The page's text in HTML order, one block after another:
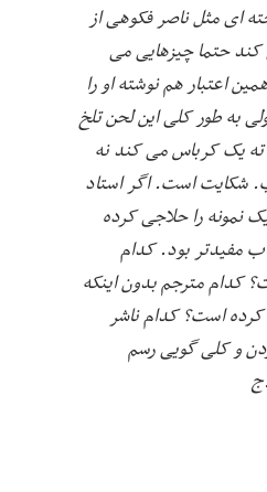
ای مثل ناصر فکوهی از
حتما چیزهایی می
اعتبار هم نوشته او را
به طور کلی این لحن تلخ
یک کرباس می کند نه
شکایت است. اگر استاد
نمونه را حلاجی کرده
مفیدتر بود. کدام
کدام مترجم بدون اینکه
است؟ کدام ناشر
و کلی گویی رسم